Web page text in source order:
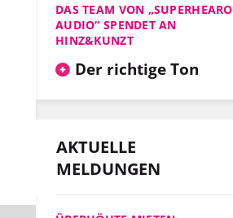
DAS TEAM VON „SUPERHEARO
AUDIO“ SPENDET AN
HINZ&KUNZT
Der richtige Ton
AKTUELLE
MELDUNGEN